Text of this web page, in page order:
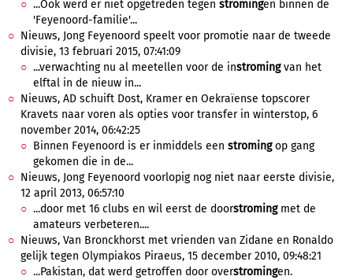
...Ook werd er niet opgetreden tegen stromingen binnen de
'Feyenoord-familie'...
Nieuws, Jong Feyenoord speelt voor promotie naar de tweede
divisie, 13 februari 2015, 07:41:09
...verwachting nu al meetellen voor de instromingvan het
elftal in de nieuw in...
Nieuws, AD schuift Dost, Kramer en Oekraïense topscorer
Kravets naar voren als opties voor transfer in winterstop, 6
november 2014, 06:42:25
Binnen Feyenoord is er inmiddels een stromingop gang
gekomen die in de...
Nieuws, Jong Feyenoord voorlopig nog niet naar eerste divisie,
12 april 2013, 06:57:10
...door met 16 clubs en wil eerst de doorstromingmet de
amateurs verbeteren....
Nieuws, Van Bronckhorst met vrienden van Zidane en Ronaldo
gelijk tegen Olympiakos Piraeus, 15 december 2010, 09:48:21
...Pakistan, dat werd getroffen door overstromingen.